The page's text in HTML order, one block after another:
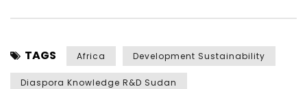
TAGS Africa Development Sustainability
Diaspora Knowledge R&D Sudan